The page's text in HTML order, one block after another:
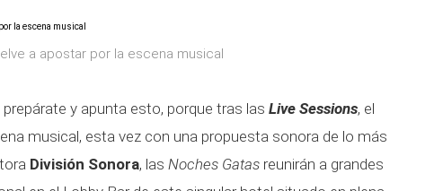
a apostar por la escena musical
prepárate y apunta esto, porque tras las Live Sessions, el
musical, esta vez con una propuesta sonora de lo más
División Sonora, las Noches Gatas reunirán a grandes